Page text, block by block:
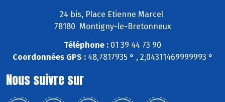
24 bis, Place Etienne Marcel
78180 Montigny-le-Bretonneux
Téléphone : 01 39 44 73 90
Coordonnées GPS :48,7817935 ° , 2,04311469999993 °
Nous suivre sur